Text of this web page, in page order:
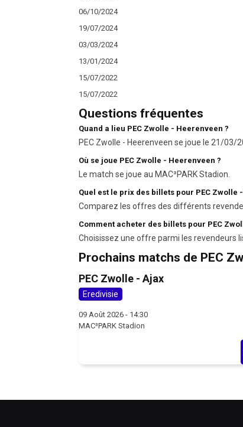
06/10/2024
19/07/2024
03/03/2024
13/01/2024
15/07/2022
15/07/2022
Questions fréquentes
Quand a lieu PEC Zwolle - Heerenveen ?
PEC Zwolle - Heerenveen se joue le 21/03/
Où se joue PEC Zwolle - Heerenveen ?
Le match se joue au MAC³PARK Stadion.
Quel est le prix des billets pour PEC Zwolle
Comparez les offres des différents
Comment acheter des billets pour PEC
Choisissez une offre parmi les revendeurs
Prochains matchs de PEC
PEC Zwolle - Ajax
Eredivisie
09 Août 2026 - 14:30
MAC³PARK Stadion